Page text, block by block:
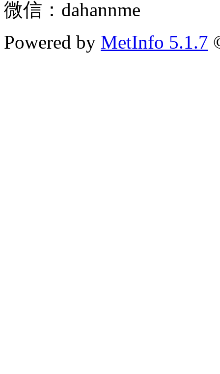
微信：dahannme
Powered by MetInfo 5.1.7